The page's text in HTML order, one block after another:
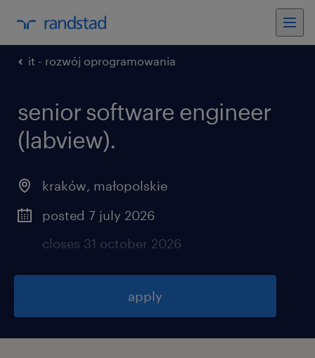
it - rozwój oprogramowania
senior software engineer
(labview).
kraków, małopolskie
posted 7 july 2026
closes 31 october 2026
apply